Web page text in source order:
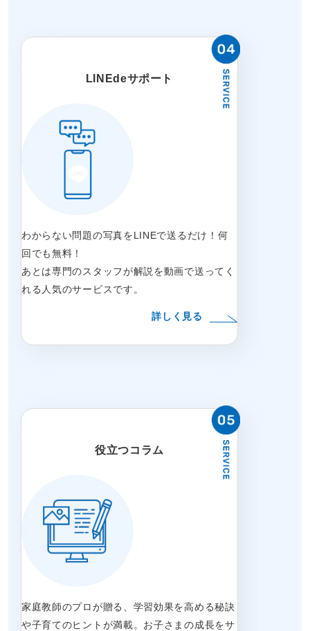
LINEdeサポート
わからない問題の写真をLINEで送るだけ！何
回でも無料！
あとは専門のスタッフが解説を動画で送ってく
れる人気のサービスです。
詳しく見る
役立つコラム
家庭教師のプロが贈る、学習効果を高める秘訣
や子育てのヒントが満載。お子さまの成長をサ